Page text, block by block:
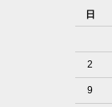
日
2
9